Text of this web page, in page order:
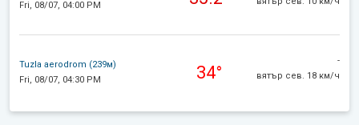
Fri, 08/07, 04:00 PM
Tuzla aerodrom (239м)
Fri, 08/07, 04:30 PM
34°
-
вятър сев. 18 км/ч